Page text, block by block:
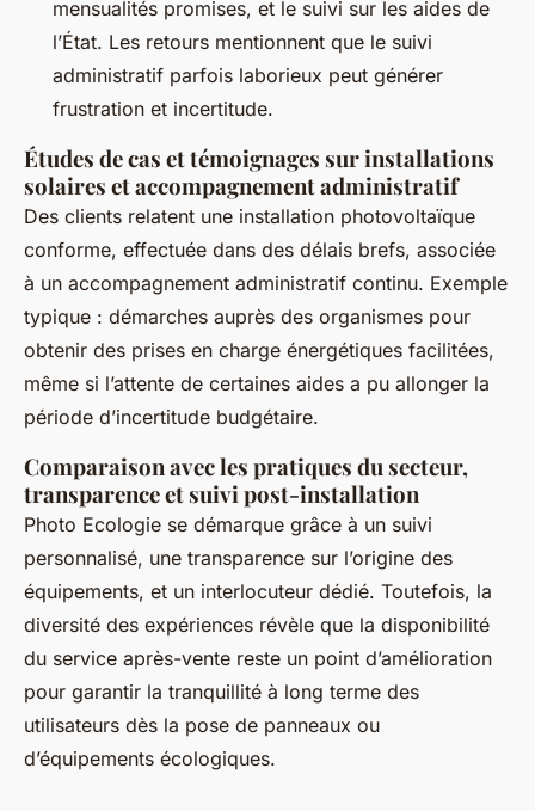
mensualités promises, et le suivi sur les aides de
l’État. Les retours mentionnent que le suivi
administratif parfois laborieux peut générer
frustration et incertitude.
Études de cas et témoignages sur installations
solaires et accompagnement administratif
Des clients relatent une installation photovoltaïque
conforme, effectuée dans des délais brefs, associée
à un accompagnement administratif continu. Exemple
typique : démarches auprès des organismes pour
obtenir des prises en charge énergétiques facilitées,
même si l’attente de certaines aides a pu allonger la
période d’incertitude budgétaire.
Comparaison avec les pratiques du secteur,
transparence et suivi post-installation
Photo Ecologie se démarque grâce à un suivi
personnalisé, une transparence sur l’origine des
équipements, et un interlocuteur dédié. Toutefois, la
diversité des expériences révèle que la disponibilité
du service après-vente reste un point d’amélioration
pour garantir la tranquillité à long terme des
utilisateurs dès la pose de panneaux ou
d’équipements écologiques.